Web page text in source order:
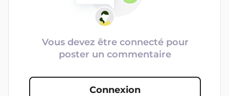
Vous devez être connecté pour
poster un commentaire
Connexion